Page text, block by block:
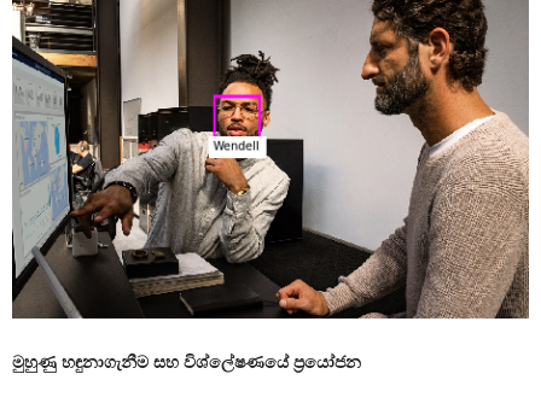
මුහුණු හඳුනාගැනීම සහ විශ්ලේෂණයේ ප්‍රයෝජන